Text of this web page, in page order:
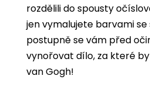
rozdělili do spousty
jen vymalujete barvami
postupně se vám před
vynořovat dílo, za které
van Gogh!